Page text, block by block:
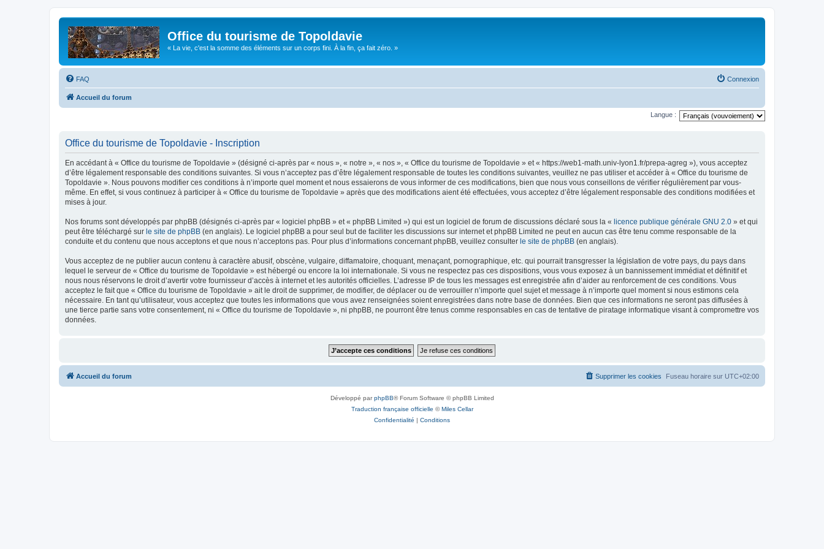
Office du tourisme de Topoldavie
« La vie, c'est la somme des éléments sur un corps fini. À la fin, ça fait zéro. »
FAQ Connexion
Accueil du forum
Langue :
Office du tourisme de Topoldavie - Inscription
En accédant à « Office du tourisme de Topoldavie » (désigné ci-après par « nous », « notre », « nos », « Office du tourisme de Topoldavie » et « https://web1-math.univ-lyon1.fr/prepa-agreg »), vous acceptez
d’être légalement responsable des conditions suivantes. Si vous n’acceptez pas d’être légalement responsable de toutes les conditions suivantes, veuillez ne pas utiliser et accéder à « Office du tourisme de
Topoldavie ». Nous pouvons modifier ces conditions à n’importe quel moment et nous essaierons de vous informer de ces modifications, bien que nous vous conseillons de vérifier régulièrement par vous-
même. En effet, si vous continuez à participer à « Office du tourisme de Topoldavie » après que des modifications aient été effectuées, vous acceptez d’être légalement responsable des conditions modifiées et
mises à jour.
Nos forums sont développés par phpBB (désignés ci-après par « logiciel phpBB » et « phpBB Limited ») qui est un logiciel de forum de discussions déclaré sous la « licence publique générale GNU 2.0 » et qui
peut être téléchargé sur le site de phpBB (en anglais). Le logiciel phpBB a pour seul but de faciliter les discussions sur internet et phpBB Limited ne peut en aucun cas être tenu comme responsable de la
conduite et du contenu que nous acceptons et que nous n’acceptons pas. Pour plus d’informations concernant phpBB, veuillez consulter le site de phpBB (en anglais).
Vous acceptez de ne publier aucun contenu à caractère abusif, obscène, vulgaire, diffamatoire, choquant, menaçant, pornographique, etc. qui pourrait transgresser la législation de votre pays, du pays dans
lequel le serveur de « Office du tourisme de Topoldavie » est hébergé ou encore la loi internationale. Si vous ne respectez pas ces dispositions, vous vous exposez à un bannissement immédiat et définitif et
nous nous réservons le droit d’avertir votre fournisseur d’accès à internet et les autorités officielles. L’adresse IP de tous les messages est enregistrée afin d’aider au renforcement de ces conditions. Vous
acceptez le fait que « Office du tourisme de Topoldavie » ait le droit de supprimer, de modifier, de déplacer ou de verrouiller n’importe quel sujet et message à n’importe quel moment si nous estimons cela
nécessaire. En tant qu’utilisateur, vous acceptez que toutes les informations que vous avez renseignées soient enregistrées dans notre base de données. Bien que ces informations ne seront pas diffusées à
une tierce partie sans votre consentement, ni « Office du tourisme de Topoldavie », ni phpBB, ne pourront être tenus comme responsables en cas de tentative de piratage informatique visant à compromettre vos
données.
Accueil du forum Fuseau horaire sur UTC+02:00
Supprimer les cookies
Développé parphpBB® Forum Software © phpBB Limited
Traduction française officielle ©Miles Cellar
Confidentialité | Conditions